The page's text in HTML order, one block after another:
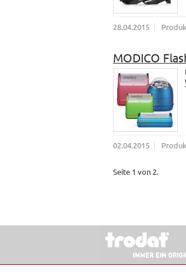
28.04.2015
MODICO
02.04.2015
Seite 1 von 2.